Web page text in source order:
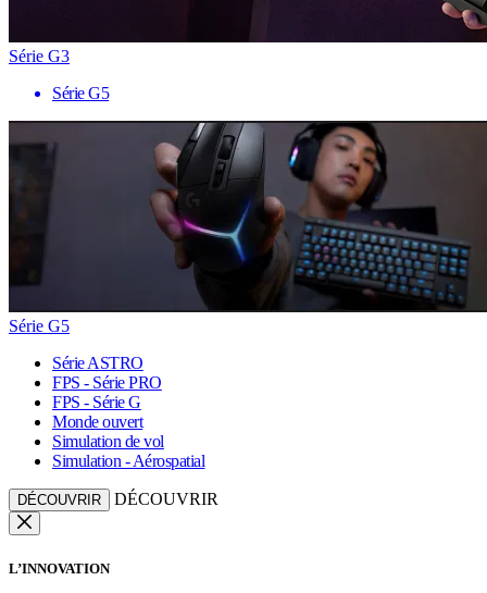
Série G3
Série G5
Série G5
Série ASTRO
FPS - Série PRO
FPS - Série G
Monde ouvert
Simulation de vol
Simulation - Aérospatial
DÉCOUVRIR DÉCOUVRIR
L’INNOVATION